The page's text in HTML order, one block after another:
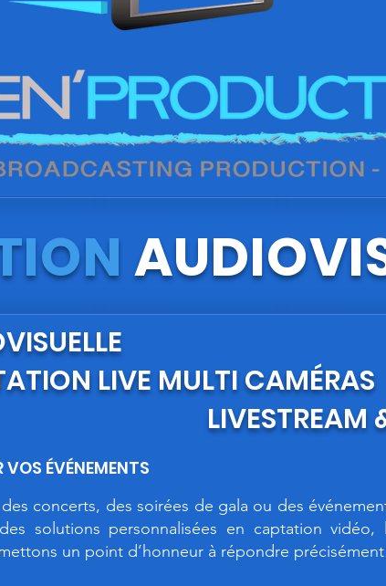
LIVE MULTI CAMÉRAS
LIVESTREAM
ÉVÉNEMENTS
concerts, des soirées de gala ou des
solutions personnalisées en captation vidéo,
un point d’honneur à répondre